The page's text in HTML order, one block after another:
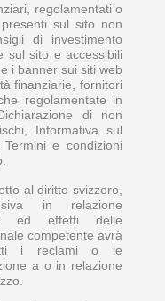
regolamentati o
sul sito non
di investimento
sul sito e accessibili
i banner sui siti web
finanziarie, fornitori
regolamentate in
di non
Informativa sul
e condizioni
al diritto svizzero,
in relazione
ed effetti delle
competente avrà
i reclami o le
a o in relazione